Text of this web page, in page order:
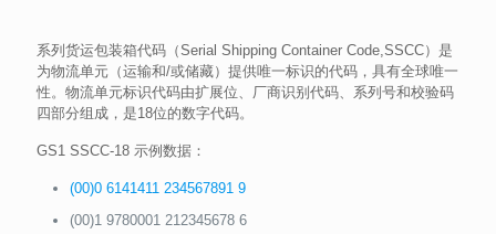
系列货运包装箱代码（Serial Shipping Container Code,SSCC）是
为物流单元（运输和/或储藏）提供唯一标识的代码，具有全球唯一
性。物流单元标识代码由扩展位、厂商识别代码、系列号和校验码
四部分组成，是18位的数字代码。
GS1 SSCC-18 示例数据：
(00)0 6141411 234567891 9
(00)1 9780001 212345678 6